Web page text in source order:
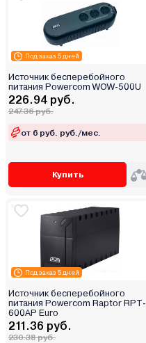
Под заказ 5 дней
Источник бесперебойного
питания Powerсom WOW-500U
226.94 руб.
247.36 руб.
от 6 руб. руб./мес.
Купить
Под заказ 5 дней
Источник бесперебойного
питания Powercom Raptor RPT-
600AP Euro
211.36 руб.
230.38 руб.